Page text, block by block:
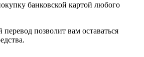
банковской картой любого
позволит вам оставаться